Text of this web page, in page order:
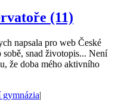
(11)
napsala pro web České
snad životopis... Není
že doba mého aktivního
gymnázia|